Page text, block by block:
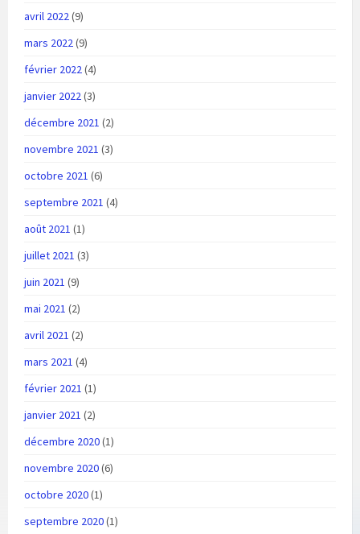
avril 2022(9)
mars 2022(9)
février 2022(4)
janvier 2022(3)
décembre 2021 (2)
novembre 2021 (3)
octobre 2021 (6)
septembre 2021 (4)
août 2021 (1)
juillet 2021 (3)
juin 2021 (9)
mai 2021 (2)
avril 2021 (2)
mars 2021 (4)
février 2021 (1)
janvier 2021 (2)
décembre 2020(1)
novembre 2020(6)
octobre 2020(1)
septembre 2020(1)